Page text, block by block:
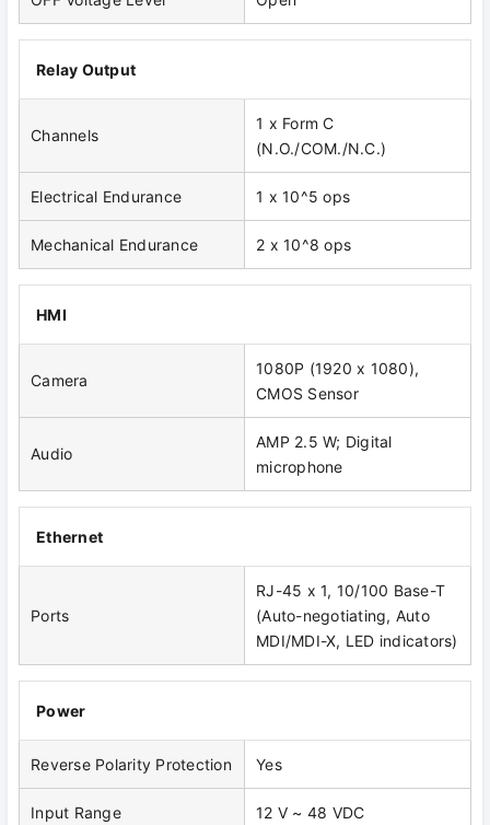
Relay Output
Channels
1 x Form C
(N.O./COM./N.C.)
Electrical Endurance 1 x 10^5 ops
Mechanical Endurance 2 x 10^8 ops
HMI
Camera
1080P (1920 x 1080),
CMOS Sensor
Audio
AMP 2.5 W; Digital
microphone
Ethernet
Ports
RJ-45 x 1, 10/100 Base-T
(Auto-negotiating, Auto
MDI/MDI-X, LED indicators)
Power
Reverse Polarity Protection Yes
Input Range 12 V ~ 48 VDC